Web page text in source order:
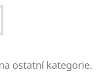
ostatní kategorie.